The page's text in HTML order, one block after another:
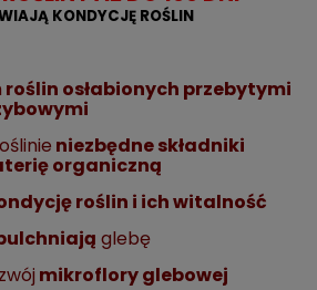
KONDYCJĘ ROŚLIN
roślin osłabionych przebytymi
niezbędne składniki
organiczną
roślin i ich witalność
glebę
mikroflory glebowej